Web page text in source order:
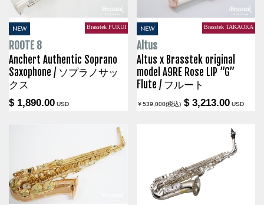
NEW Brasstek FUKUI
ROOTE 8
Anchert Authentic Soprano
Saxophone / ソプラノサッ
クス
$ 1,890.00 USD
NEW Brasstek TAKAOKA
Altus
Altus x Brasstek original
model A9RE Rose LIP ”G”
Flute / フルート
￥539,000(税込) $ 3,213.00USD